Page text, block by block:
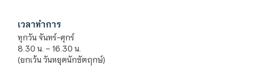
เวลาทำการ
ทุกวัน จันทร์-ศุกร์
8.30 น. – 16.30 น.
(ยกเว้น วันหยุดนักขัตฤกษ์)